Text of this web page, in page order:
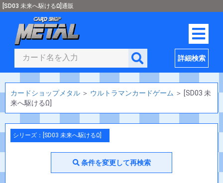
[SD03 未来へ駆けるΩ]通販
詳細検索
カードショップメタル ＞ ウルトラマンカードゲーム ＞
[SD03 未
来へ駆けるΩ]
シリーズ：[SD03 未来へ駆けるΩ]
条件を変更して再検索